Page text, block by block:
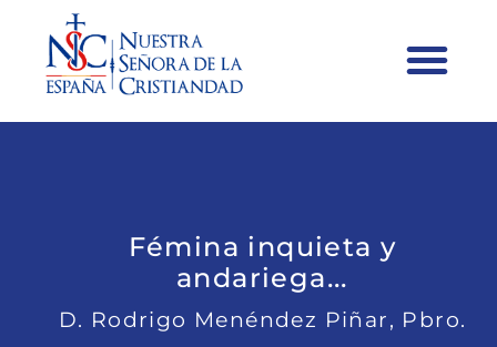
Fémina inquieta y
andariega...
D. Rodrigo Menéndez Piñar, Pbro.